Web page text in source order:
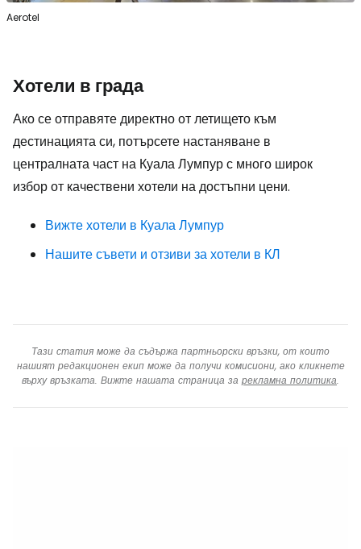
Aerotel
Хотели в града
Ако се отправяте директно от летището към
дестинацията си, потърсете настаняване в
централната част на Куала Лумпур с много широк
избор от качествени хотели на достъпни цени.
Вижте хотели в Куала Лумпур
Нашите съвети и отзиви за хотели в КЛ
Тази статия може да съдържа партньорски връзки, от които
нашият редакционен екип може да получи комисиони, ако кликнете
върху връзката. Вижте нашата страница за рекламна политика.